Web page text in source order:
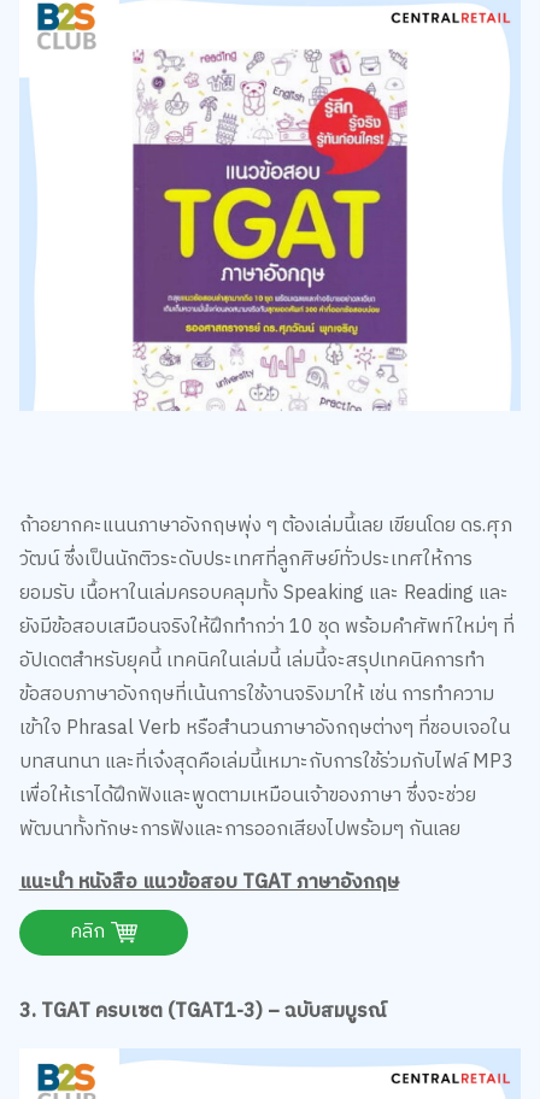
ถ้าอยากคะแนนภาษาอังกฤษพุ่ง ๆ ต้องเล่มนี้เลย เขียนโดย ดร.ศุภ
วัฒน์ ซึ่งเป็นนักติวระดับประเทศที่ลูกศิษย์ทั่วประเทศให้การ
ยอมรับ เนื้อหาในเล่มครอบคลุมทั้ง Speaking และ Reading และ
ยังมีข้อสอบเสมือนจริงให้ฝึกทำกว่า 10 ชุด พร้อมคำศัพท์ใหม่ๆ ที่
อัปเดตสำหรับยุคนี้ เทคนิคในเล่มนี้ เล่มนี้จะสรุปเทคนิคการทำ
ข้อสอบภาษาอังกฤษที่เน้นการใช้งานจริงมาให้ เช่น การทำความ
เข้าใจ Phrasal Verb หรือสำนวนภาษาอังกฤษต่างๆ ที่ชอบเจอใน
บทสนทนา และที่เจ๋งสุดคือเล่มนี้เหมาะกับการใช้ร่วมกับไฟล์ MP3
เพื่อให้เราได้ฝึกฟังและพูดตามเหมือนเจ้าของภาษา ซึ่งจะช่วย
พัฒนาทั้งทักษะการฟังและการออกเสียงไปพร้อมๆ กันเลย
แนะนำ หนังสือ แนวข้อสอบ TGAT ภาษาอังกฤษ
คลิก
3. TGAT ครบเซต (TGAT1-3) – ฉบับสมบูรณ์